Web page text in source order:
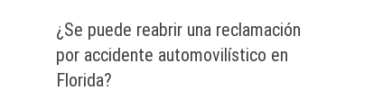
¿Se puede reabrir una reclamación
por accidente automovilístico en
Florida?